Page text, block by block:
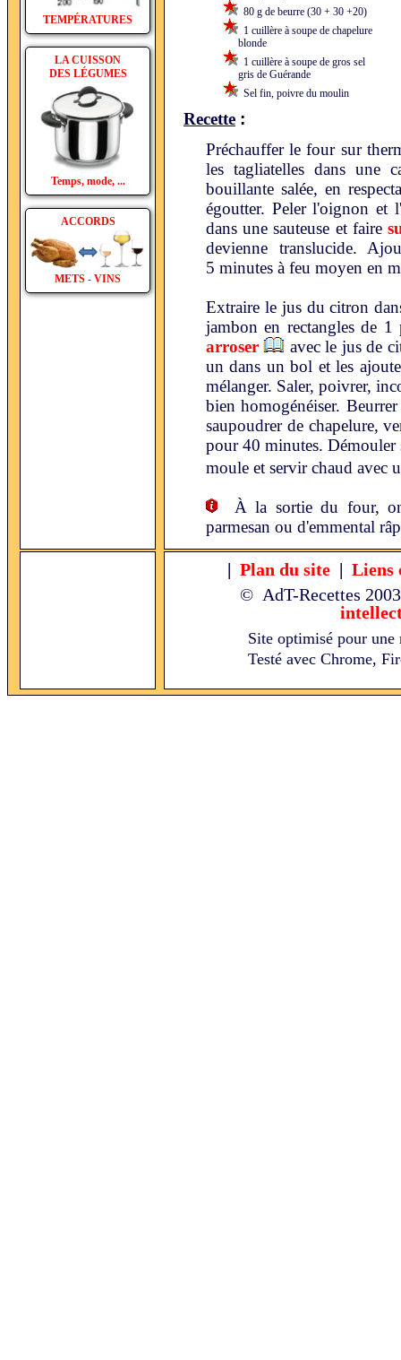
TEMPÉRATURES
LA CUISSON
DES LÉGUMES
Temps, mode, ...
ACCORDS
METS - VINS
80 g de beurre (30 + 30 +20)
1 cuillère à soupe de chapelure
blonde
1 cuillère à soupe de gros sel
gris de Guérande
Sel fin, poivre du moulin
Recette :
Préchauffer le four sur
les tagliatelles dans une
bouillante salée, en
égoutter. Peler l'oignon et l'
dans une sauteuse et faire
devienne translucide.
5 minutes à feu moyen en
Extraire le jus du citron
jambon en rectangles de
arroser
avec le jus de
un dans un bol et les
mélanger. Saler, poivrer,
bien homogénéiser.
saupoudrer de chapelure,
pour 40 minutes. Démouler
moule et servir chaud avec
À la sortie du four,
parmesan ou d'emmental
| Plan du site | Liens
© AdT-Recettes
Site optimisé pour
Testé avec Chrome,